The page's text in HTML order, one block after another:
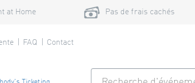
at Home Pas de frais cachés
FAQ Contact